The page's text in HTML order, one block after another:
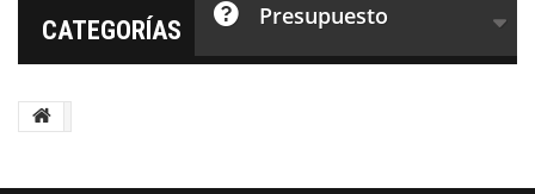
CATEGORÍAS Presupuesto